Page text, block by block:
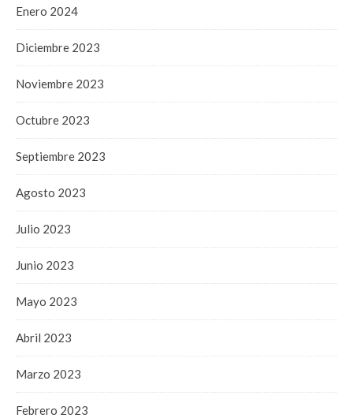
Enero 2024
Diciembre 2023
Noviembre 2023
Octubre 2023
Septiembre 2023
Agosto 2023
Julio 2023
Junio 2023
Mayo 2023
Abril 2023
Marzo 2023
Febrero 2023